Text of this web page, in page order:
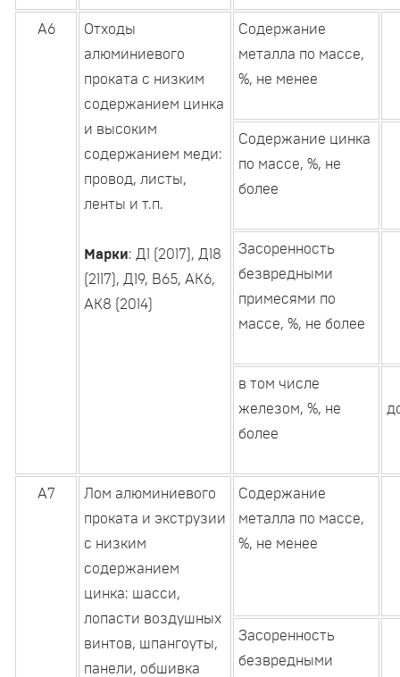
А6
Отходы
алюминиевого
проката с низким
содержанием цинка
и высоким
содержанием меди:
провод, листы,
ленты и т.п.
Марки: Д1 (2017), Д18
(2117), Д19, В65, АК6,
АК8 (2014)
Содержание
металла по массе,
%, не менее
Содержание цинка
по массе, %, не
более
Засоренность
безвредными
примесями по
массе, %, не более
в том числе
железом, %, не
более
А7
Лом алюминиевого
проката и экструзии
с низким
содержанием
цинка: шасси,
лопасти воздушных
винтов, шпангоуты,
панели, обшивка
Содержание
металла по массе,
%, не менее
Засоренность
безвредными